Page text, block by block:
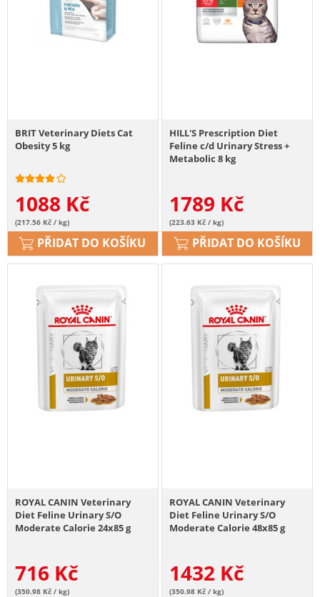
BRIT Veterinary Diets Cat
Obesity 5 kg
1088 Kč
(217.56 Kč / kg)
PŘIDAT DO KOŠÍKU
HILL'S Prescription Diet
Feline c/d Urinary Stress +
Metabolic 8 kg
1789 Kč
(223.63 Kč / kg)
PŘIDAT DO KOŠÍKU
ROYAL CANIN Veterinary
Diet Feline Urinary S/O
Moderate Calorie 24x85 g
716 Kč
(350.98 Kč / kg)
ROYAL CANIN Veterinary
Diet Feline Urinary S/O
Moderate Calorie 48x85 g
1432 Kč
(350.98 Kč / kg)